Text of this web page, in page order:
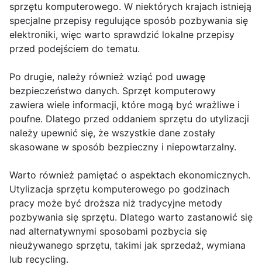
sprzętu komputerowego. W niektórych krajach istnieją
specjalne przepisy regulujące sposób pozbywania się
elektroniki, więc warto sprawdzić lokalne przepisy
przed podejściem do tematu.
Po drugie, należy również wziąć pod uwagę
bezpieczeństwo danych. Sprzęt komputerowy
zawiera wiele informacji, które mogą być wrażliwe i
poufne. Dlatego przed oddaniem sprzętu do utylizacji
należy upewnić się, że wszystkie dane zostały
skasowane w sposób bezpieczny i niepowtarzalny.
Warto również pamiętać o aspektach ekonomicznych.
Utylizacja sprzętu komputerowego po godzinach
pracy może być droższa niż tradycyjne metody
pozbywania się sprzętu. Dlatego warto zastanowić się
nad alternatywnymi sposobami pozbycia się
nieużywanego sprzętu, takimi jak sprzedaż, wymiana
lub recycling.